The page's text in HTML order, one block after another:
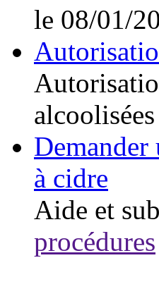
le 08/01/
alcoolisées
à cidre
Aide et
procédures